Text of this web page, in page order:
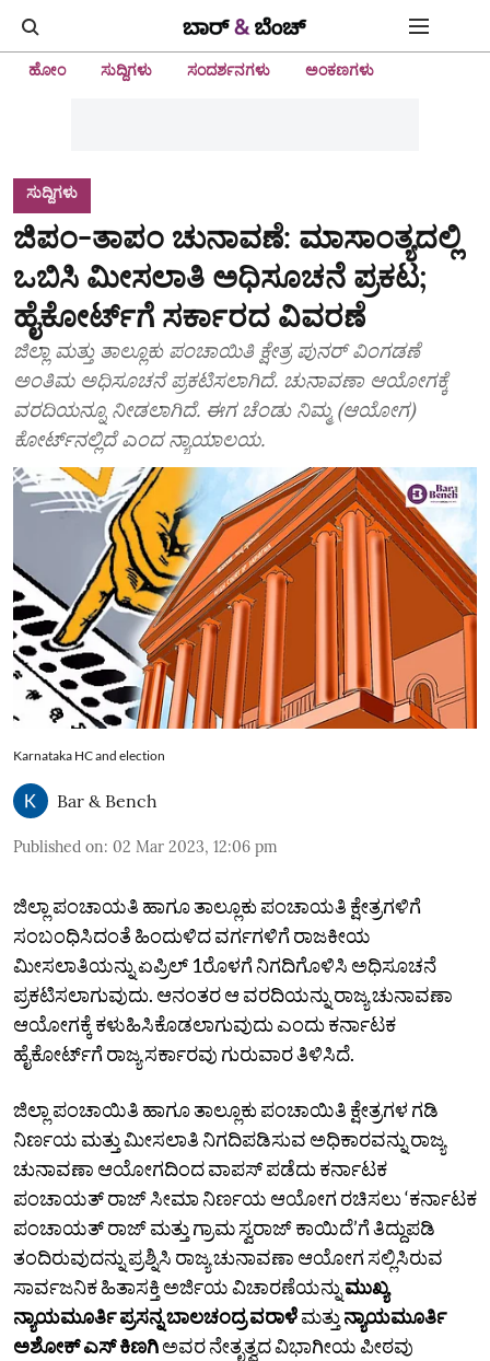
ಹೋಂ ಸುದ್ದಿಗಳು ಸಂದರ್ಶನಗಳು ಅಂಕಣಗಳು
ಸುದ್ದಿಗಳು
ಜಿಪಂ-ತಾಪಂ ಚುನಾವಣೆ: ಮಾಸಾಂತ್ಯದಲ್ಲಿ
ಒಬಿಸಿ ಮೀಸಲಾತಿ ಅಧಿಸೂಚನೆ ಪ್ರಕಟ;
ಹೈಕೋರ್ಟ್‌ಗೆ ಸರ್ಕಾರದ ವಿವರಣೆ
ಜಿಲ್ಲಾ ಮತ್ತು ತಾಲ್ಲೂಕು ಪಂಚಾಯಿತಿ ಕ್ಷೇತ್ರ ಪುನರ್‌ ವಿಂಗಡಣೆ
ಅಂತಿಮ ಅಧಿಸೂಚನೆ ಪ್ರಕಟಿಸಲಾಗಿದೆ. ಚುನಾವಣಾ ಆಯೋಗಕ್ಕೆ
ವರದಿಯನ್ನೂ ನೀಡಲಾಗಿದೆ. ಈಗ ಚೆಂಡು ನಿಮ್ಮ (ಆಯೋಗ)
ಕೋರ್ಟ್‌ನಲ್ಲಿದೆ ಎಂದ ನ್ಯಾಯಾಲಯ.
Karnataka HC and election
Bar & Bench
Published on: 02 Mar 2023, 12:06 pm
ಜಿಲ್ಲಾ ಪಂಚಾಯತಿ ಹಾಗೂ ತಾಲ್ಲೂಕು ಪಂಚಾಯತಿ ಕ್ಷೇತ್ರಗಳಿಗೆ
ಸಂಬಂಧಿಸಿದಂತೆ ಹಿಂದುಳಿದ ವರ್ಗಗಳಿಗೆ ರಾಜಕೀಯ
ಮೀಸಲಾತಿಯನ್ನು ಏಪ್ರಿಲ್‌ 1ರೊಳಗೆ ನಿಗದಿಗೊಳಿಸಿ ಅಧಿಸೂಚನೆ
ಪ್ರಕಟಿಸಲಾಗುವುದು. ಆನಂತರ ಆ ವರದಿಯನ್ನು ರಾಜ್ಯ ಚುನಾವಣಾ
ಆಯೋಗಕ್ಕೆ ಕಳುಹಿಸಿಕೊಡಲಾಗುವುದು ಎಂದು ಕರ್ನಾಟಕ
ಹೈಕೋರ್ಟ್‌ಗೆ ರಾಜ್ಯ ಸರ್ಕಾರವು ಗುರುವಾರ ತಿಳಿಸಿದೆ.
ಜಿಲ್ಲಾ ಪಂಚಾಯಿತಿ ಹಾಗೂ ತಾಲ್ಲೂಕು ಪಂಚಾಯಿತಿ ಕ್ಷೇತ್ರಗಳ ಗಡಿ
ನಿರ್ಣಯ ಮತ್ತು ಮೀಸಲಾತಿ ನಿಗದಿಪಡಿಸುವ ಅಧಿಕಾರವನ್ನು ರಾಜ್ಯ
ಚುನಾವಣಾ ಆಯೋಗದಿಂದ ವಾಪಸ್ ಪಡೆದು ಕರ್ನಾಟಕ
ಪಂಚಾಯತ್ ರಾಜ್ ಸೀಮಾ ನಿರ್ಣಯ ಆಯೋಗ ರಚಿಸಲು ‘ಕರ್ನಾಟಕ
ಪಂಚಾಯತ್ ರಾಜ್ ಮತ್ತು ಗ್ರಾಮ ಸ್ವರಾಜ್ ಕಾಯಿದೆ’ಗೆ ತಿದ್ದುಪಡಿ
ತಂದಿರುವುದನ್ನು ಪ್ರಶ್ನಿಸಿ ರಾಜ್ಯ ಚುನಾವಣಾ ಆಯೋಗ ಸಲ್ಲಿಸಿರುವ
ಸಾರ್ವಜನಿಕ ಹಿತಾಸಕ್ತಿ ಅರ್ಜಿಯ ವಿಚಾರಣೆಯನ್ನುಮುಖ್ಯ
ನ್ಯಾಯಮೂರ್ತಿ ಪ್ರಸನ್ನ ಬಾಲಚಂದ್ರ ವರಾಳೆಮತ್ತು ನ್ಯಾಯಮೂರ್ತಿ
ಅಶೋಕ್‌ ಎಸ್‌ ಕಿಣಗಿಅವರ ನೇತೃತ್ವದ ವಿಭಾಗೀಯ ಪೀಠವು